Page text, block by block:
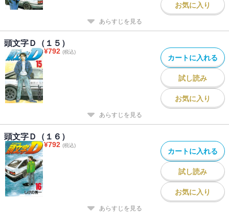
お気に入り
あらすじを見る
頭文字Ｄ（１５）
¥792 (税込)
カートに入れる
試し読み
お気に入り
あらすじを見る
頭文字Ｄ（１６）
¥792 (税込)
カートに入れる
試し読み
お気に入り
あらすじを見る